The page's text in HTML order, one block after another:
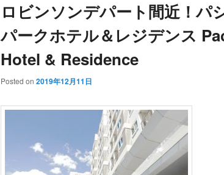
ロビンソンデパート間近！パ
パークホテル＆レジデンス
Hotel & Residence
Posted on 2019年12月11日